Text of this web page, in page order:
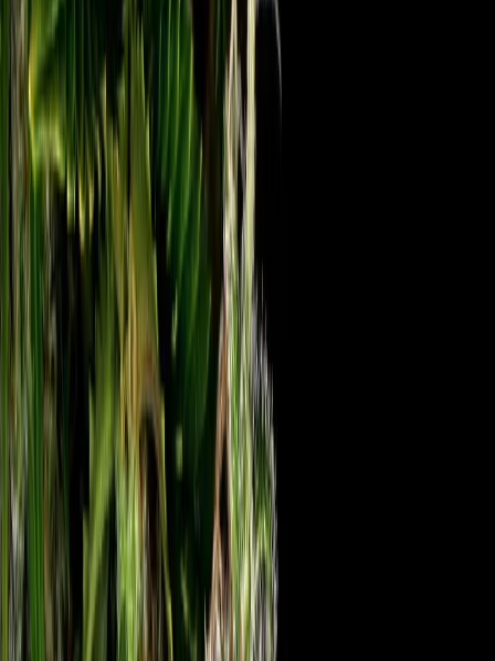
Standort wählen Versandart wählen